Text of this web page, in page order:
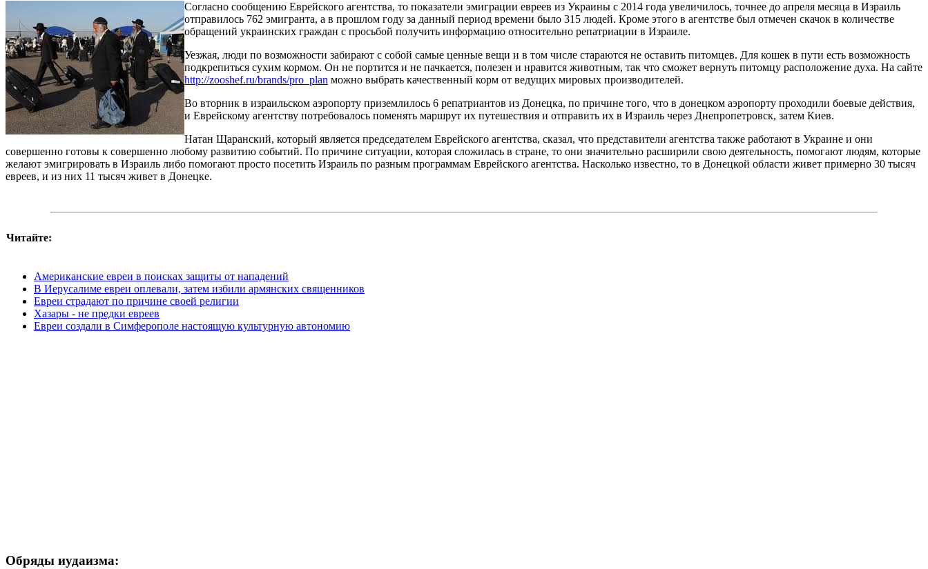
Согласно сообщению Еврейского агентства, то показатели эмиграции евреев из Украины с 2014 года увеличилось, точнее до апреля месяца в Израиль
отправилось 762 эмигранта, а в прошлом году за данный период времени было 315 людей. Кроме этого в агентстве был отмечен скачок в количестве
обращений украинских граждан с просьбой получить информацию относительно репатриации в Израиле.
Уезжая, люди по возможности забирают с собой самые ценные вещи и в том числе стараются не оставить питомцев. Для кошек в пути есть возможность
подкрепиться сухим кормом. Он не портится и не пачкается, полезен и нравится животным, так что сможет вернуть питомцу расположение духа. На сайте
http://zooshef.ru/brands/pro_plan можно выбрать качественный корм от ведущих мировых производителей.
Во вторник в израильском аэропорту приземлилось 6 репатриантов из Донецка, по причине того, что в донецком аэропорту проходили боевые действия,
и Еврейскому агентству потребовалось поменять маршрут их путешествия и отправить их в Израиль через Днепропетровск, затем Киев.
Натан Щаранский, который является председателем Еврейского агентства, сказал, что представители агентства также работают в Украине и они
совершенно готовы к совершенно любому развитию событий. По причине ситуации, которая сложилась в стране, то они значительно расширили свою деятельность, помогают людям, которые
желают эмигрировать в Израиль либо помогают просто посетить Израиль по разным программам Еврейского агентства. Насколько известно, то в Донецкой области живет примерно 30 тысяч
евреев, и из них 11 тысяч живет в Донецке.
Читайте:
Американские евреи в поисках защиты от нападений
В Иерусалиме евреи оплевали, затем избили армянских священников
Евреи страдают по причине своей религии
Хазары - не предки евреев
Евреи создали в Симферополе настоящую культурную автономию
Обряды иудаизма: